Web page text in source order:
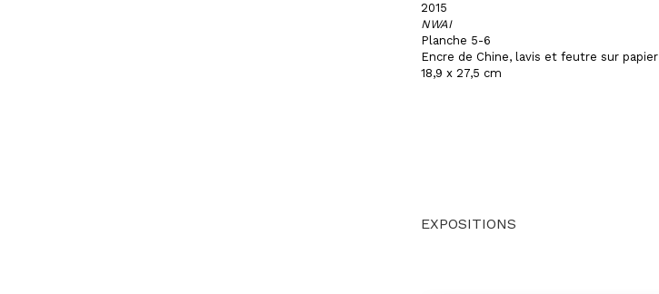
2015
NWAI
Planche 5-6
Encre de Chine, lavis et feutre sur papier
18,9 x 27,5 cm
EXPOSITIONS